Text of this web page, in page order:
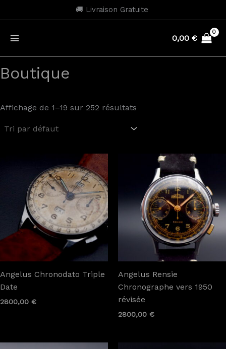
au
🚚 Livraison Gratuite
0,00 €
Boutique
Affichage de 1–19 sur 252 résultats
Angelus Chronodato Triple
Date
2800,00 €
Angelus Rensie
Chronographe vers 1950
révisée
2800,00 €